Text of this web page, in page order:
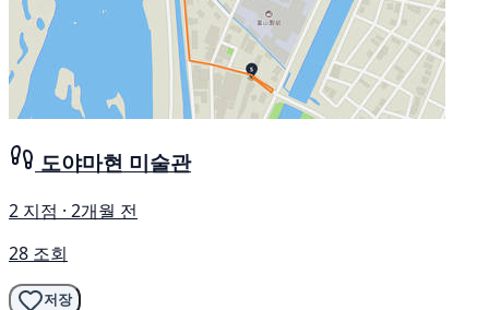
도야마현 미술관
2 지점 · 2개월 전
28 조회
저장